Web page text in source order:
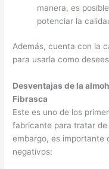
manera, es
potenciar la
Además, cuenta con la
para usarla como
Desventajas de la
Fibrasca
Este es uno de los
fabricante para tratar
embargo, es importante
negativos: